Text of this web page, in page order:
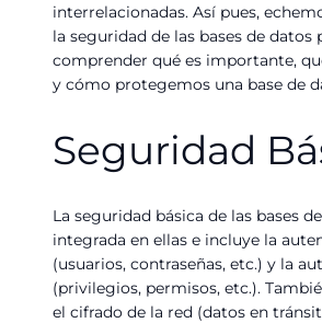
interrelacionadas. Así pues,
la seguridad de las bases de datos
comprender qué es importante,
y cómo protegemos una base de
Seguridad
La seguridad básica de las bases
integrada en ellas e incluye la
(usuarios, contraseñas, etc.) y la
(privilegios, permisos, etc.).
el cifrado de la red (datos en